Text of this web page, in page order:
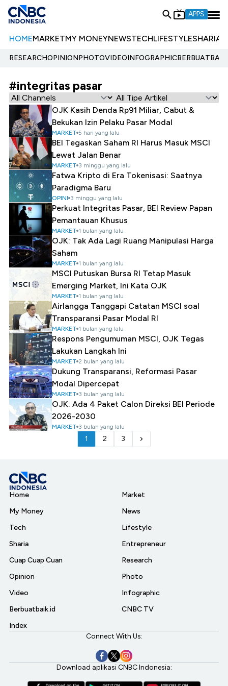
APPS
HOMEMARKETMY MONEYNEWSTECHLIFESTYLESHARIA
RESEARCHOPINIONPHOTOVIDEOINFOGRAPHIC
#integritas pasar
OJK Kasih Denda Rp91 Miliar, Cabut &
Bekukan Izin Pelaku Pasar Modal
MARKET 5 hari yang lalu
BEI Tegaskan Saham RI Harus Masuk MSCI
Lewat Jalan Benar
MARKET 3 minggu yang lalu
Fatwa Kripto di Era Tokenisasi: Saatnya
Paradigma Baru
OPINI 3 minggu yang lalu
Perkuat Integritas Pasar, BEI Review Papan
Pemantauan Khusus
MARKET 1 bulan yang lalu
OJK: Tak Ada Lagi Ruang Manipulasi Harga
Saham
MARKET 1 bulan yang lalu
MSCI Putuskan Bursa RI Tetap Masuk
Emerging Market, Ini Kata OJK
MARKET 1 bulan yang lalu
Airlangga Tanggapi Catatan MSCI soal
Transparansi Pasar Modal RI
MARKET 1 bulan yang lalu
Respons Pengumuman MSCI, OJK Tegas
Lakukan Langkah Ini
MARKET 2 bulan yang lalu
Dukung Transparansi, Reformasi Pasar
Modal Dipercepat
MARKET 3 bulan yang lalu
OJK: Ada 4 Paket Calon Direksi BEI Periode
2026-2030
MARKET 3 bulan yang lalu
1 2 3
Home
My Money
Tech
Sharia
Cuap Cuap Cuan
Opinion
Video
Berbuatbaik.id
Index
Market
News
Lifestyle
Entrepreneur
Research
Photo
Infographic
CNBC TV
Connect With Us:
Download aplikasi CNBC Indonesia: